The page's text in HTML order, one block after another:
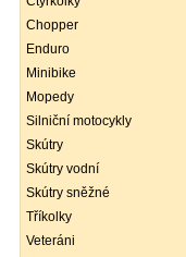
Chopper
Enduro
Minibike
Mopedy
Silniční motocykly
Skútry
Skútry vodní
Skútry sněžné
Tříkolky
Veteráni